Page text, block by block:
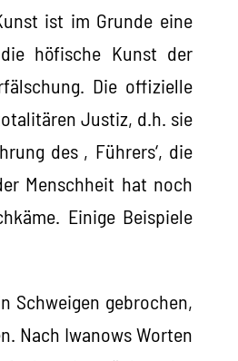
ist im Grunde eine
höfische Kunst der
Die offizielle
Justiz, d.h. sie
des ‚Führers‘, die
Menschheit hat noch
Einige Beispiele
Schweigen gebrochen,
Nach Iwanows Worten